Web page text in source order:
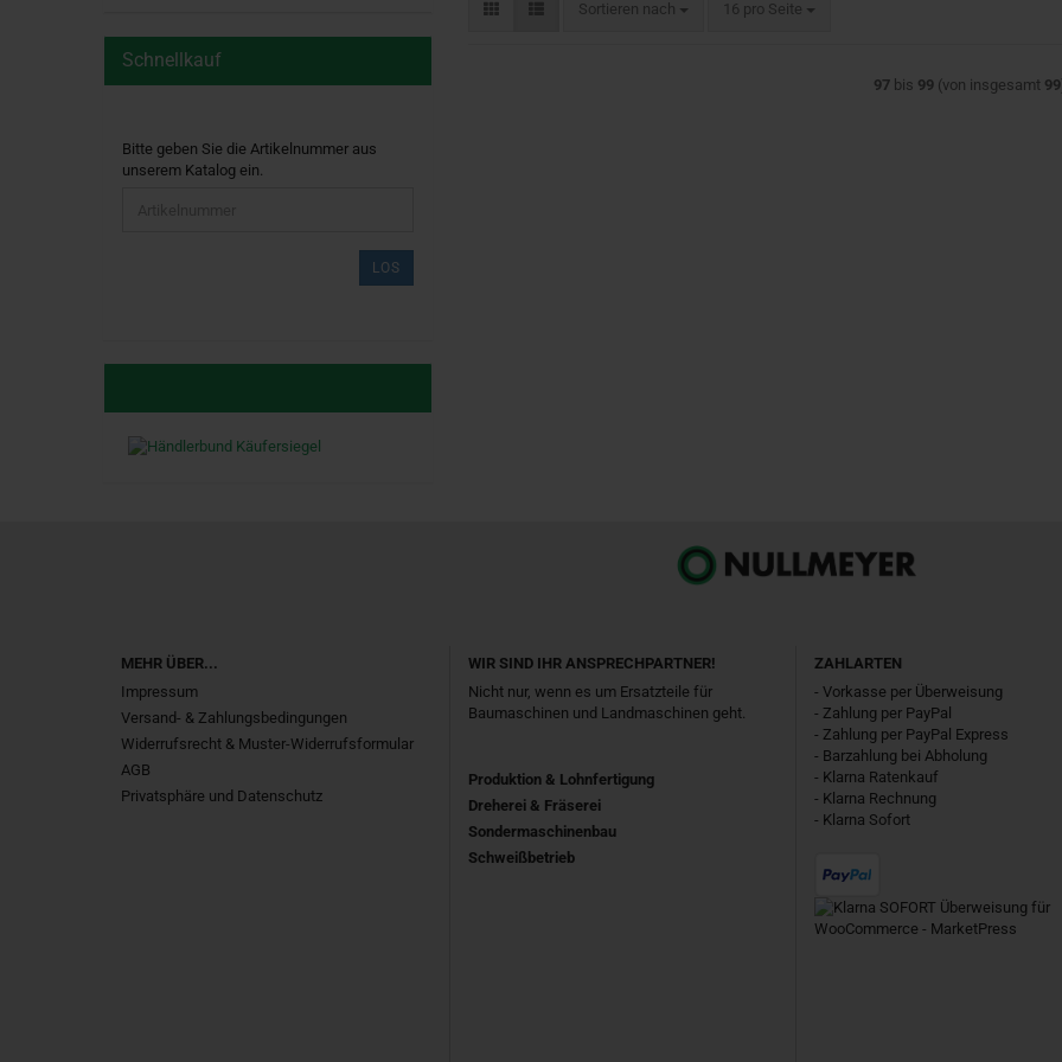
Sortieren nach
Sortieren nach 16 pro Seite
pro Seite
97bis 99(von insgesamt 99
Schnellkauf
BITTE
GEBEN
Bitte geben Sie die Artikelnummer aus
unserem Katalog ein.
LOS
MEHR ÜBER...
Impressum
Versand- & Zahlungsbedingungen
Widerrufsrecht & Muster-Widerrufsformular
AGB
Privatsphäre und Datenschutz
WIR SIND IHR ANSPRECHPARTNER!
Nicht nur, wenn es um Ersatzteile für
Baumaschinen und Landmaschinen geht.
Produktion & Lohnfertigung
Dreherei & Fräserei
Sondermaschinenbau
Schweißbetrieb
ZAHLARTEN
- Vorkasse per Überweisung
- Zahlung per PayPal
- Zahlung per PayPal Express
- Barzahlung bei Abholung
- Klarna Ratenkauf
- Klarna Rechnung
- Klarna Sofort